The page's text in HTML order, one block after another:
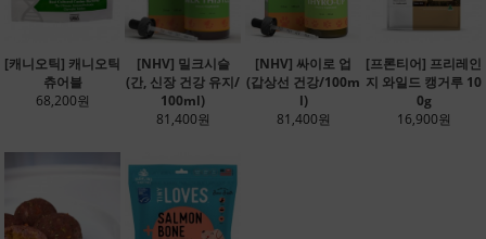
[캐니오틱] 캐니오틱
츄어블
68,200원
[NHV] 밀크시슬
(간, 신장 건강 유지/
100ml)
81,400원
[NHV] 싸이로 업
(갑상선 건강/100m
l)
81,400원
[프론티어] 프리레인
지 와일드 캥거루 10
0g
16,900원